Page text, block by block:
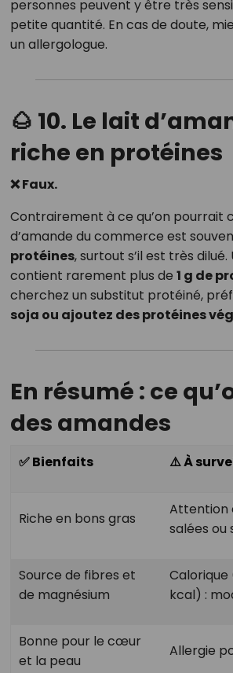
personnes peuvent y être très
petite quantité. En cas de doute,
un allergologue.
🌰 10. Le lait
riche en protéines
❌ Faux.
Contrairement à ce qu’on pourrait
d’amande du commerce est
protéines, surtout s’il est très
contient rarement plus de 1 g de
cherchez un substitut protéiné,
soja ou ajoutez des protéines
En résumé : ce
des amandes
✅ Bienfaits ⚠️ À
Riche en bons gras
Attention
salées ou
Source de fibres et
de magnésium
Calorique
kcal) :
Bonne pour le cœur
et la peau
Allergie